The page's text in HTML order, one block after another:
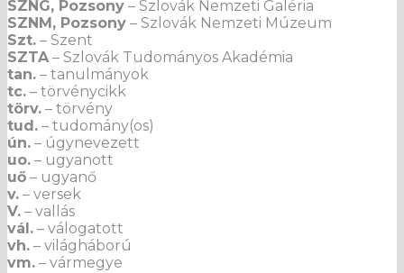
SZNG, Pozsony – Szlovák Nemzeti Galéria
SZNM, Pozsony – Szlovák Nemzeti Múzeum
Szt. – Szent
SZTA– Szlovák Tudományos Akadémia
tan. – tanulmányok
tc. – törvénycikk
törv. – törvény
tud. – tudomány(os)
ún. – úgynevezett
uo. – ugyanott
uő – ugyanő
v. – versek
V. – vallás
vál. – válogatott
vh. – világháború
vm. – vármegye